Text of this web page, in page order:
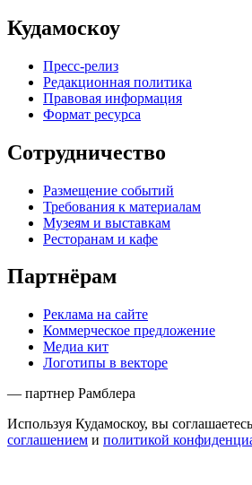
Кудамоскоу
Пресс-релиз
Редакционная политика
Правовая информация
Формат ресурса
Сотрудничество
Размещение событий
Требования к материалам
Музеям и выставкам
Ресторанам и кафе
Партнёрам
Реклама на сайте
Коммерческое предложение
Медиа кит
Логотипы в векторе
— партнер Рамблера
Используя Кудамоскоу, вы
соглашением и политикой